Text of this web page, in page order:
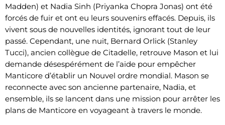
Madden) et Nadia Sinh (Priyanka Chopra Jonas) ont été
forcés de fuir et ont eu leurs souvenirs effacés. Depuis, ils
vivent sous de nouvelles identités, ignorant tout de leur
passé. Cependant, une nuit, Bernard Orlick (Stanley
Tucci), ancien collègue de Citadelle, retrouve Mason et lui
demande désespérément de l’aide pour empêcher
Manticore d’établir un Nouvel ordre mondial. Mason se
reconnecte avec son ancienne partenaire, Nadia, et
ensemble, ils se lancent dans une mission pour arrêter les
plans de Manticore en voyageant à travers le monde.